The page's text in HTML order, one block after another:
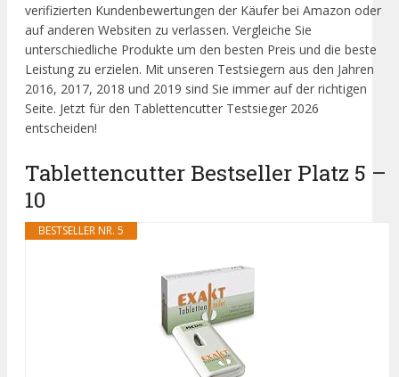
verifizierten Kundenbewertungen der Käufer bei Amazon oder
auf anderen Websiten zu verlassen. Vergleiche Sie
unterschiedliche Produkte um den besten Preis und die beste
Leistung zu erzielen. Mit unseren Testsiegern aus den Jahren
2016, 2017, 2018 und 2019 sind Sie immer auf der richtigen
Seite. Jetzt für den Tablettencutter Testsieger 2026
entscheiden!
Tablettencutter Bestseller Platz 5 –
10
BESTSELLER NR. 5